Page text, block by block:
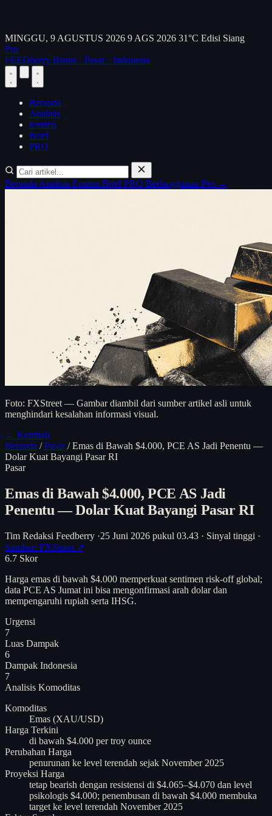
MINGGU, 9 AGUSTUS 2026 9 AGS 2026 31°C Edisi Siang
Pro
FEEDberry Bisnis · Pasar · Indonesia
Beranda
Analisis
Emiten
Brief
PRO
Beranda Analisis Emiten BriefPRO Berlangganan Pro →
Foto: FXStreet — Gambar diambil dari sumber artikel asli untuk
menghindari kesalahan informasi visual.
← Kembali
Beranda / Pasar/ Emas di Bawah $4.000, PCE AS Jadi Penentu —
Dolar Kuat Bayangi Pasar RI
Pasar
Emas di Bawah $4.000, PCE AS Jadi
Penentu — Dolar Kuat Bayangi Pasar RI
Tim Redaksi Feedberry ·25 Juni 2026 pukul 03.43 · Sinyal tinggi ·
Sumber: FXStreet ↗
6.7 Skor
Harga emas di bawah $4.000 memperkuat sentimen risk-off global;
data PCE AS Jumat ini bisa mengonfirmasi arah dolar dan
mempengaruhi rupiah serta IHSG.
Urgensi
7
Luas Dampak
6
Dampak Indonesia
7
Analisis Komoditas
Komoditas
Emas (XAU/USD)
Harga Terkini
di bawah $4.000 per troy ounce
Perubahan Harga
penurunan ke level terendah sejak November 2025
Proyeksi Harga
tetap bearish dengan resistensi di $4.065–$4.070 dan level
psikologis $4.000; penembusan di bawah $4.000 membuka
target ke level terendah November 2025